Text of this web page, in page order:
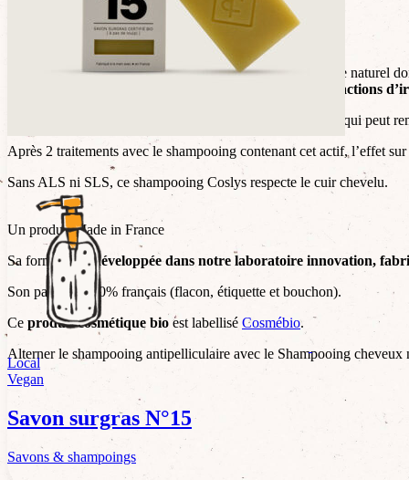
Sans zinc pyrithione
Efficacité prouvée
‘Extrait de zizyphus joazeiroest un actif antipelliculaire naturel
réduire les réactions
Les tests démontrent qu’il s’agit d’un actif naturel efficace qui
Après 2 traitements avec le shampooing contenant cet actif, l’effet
Sans ALS ni SLS, ce shampooing Coslys respecte le cuir chevelu.
Un produit Made in France
Sa formule estdéveloppée dans notre laboratoire innovation,
Son pack est 100% français (flacon, étiquette et bouchon).
Ce produit cosmétique bio est labellisé Cosmébio.
Alterner le shampooing antipelliculaire avec le Shampooing cheveux
Local
Vegan
Savon surgras N°15
Savons & shampoings